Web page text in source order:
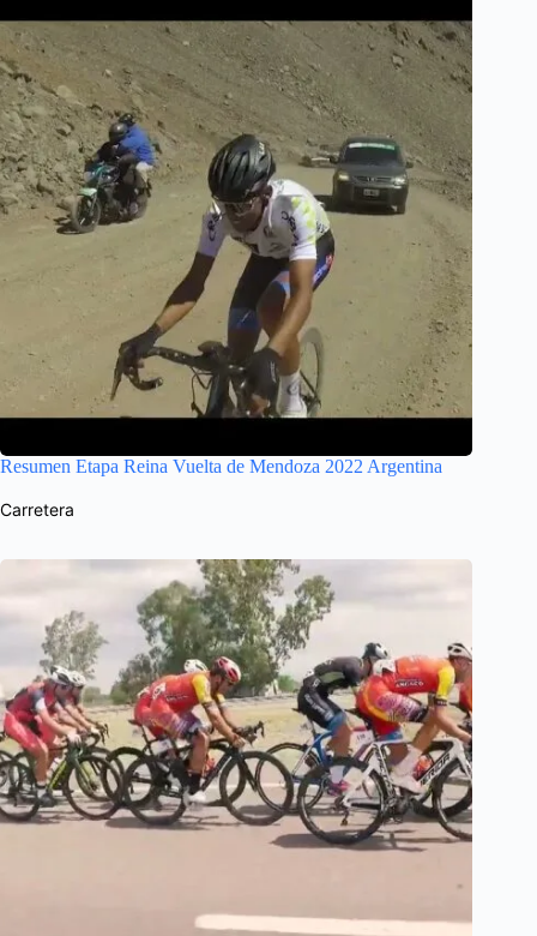
Resumen Etapa Reina Vuelta de Mendoza 2022 Argentina
Carretera